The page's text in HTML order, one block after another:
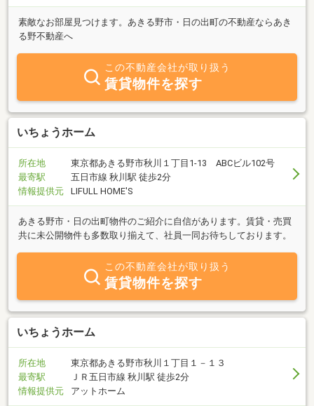
素敵なお部屋見つけます。あきる野市・日の出町の不動産ならあき
る野不動産へ
この不動産会社が取り扱う
賃貸物件を探す
いちょうホーム
所在地
東京都あきる野市秋川１丁目1-13 ABCビル102号
最寄駅
五日市線 秋川駅 徒歩2分
情報提供元
LIFULL HOME'S
あきる野市・日の出町物件のご紹介に自信があります。賃貸・売買
共に未公開物件も多数取り揃えて、社員一同お待ちしております。
この不動産会社が取り扱う
賃貸物件を探す
いちょうホーム
所在地
東京都あきる野市秋川１丁目１－１３
最寄駅
ＪＲ五日市線 秋川駅 徒歩2分
情報提供元
アットホーム